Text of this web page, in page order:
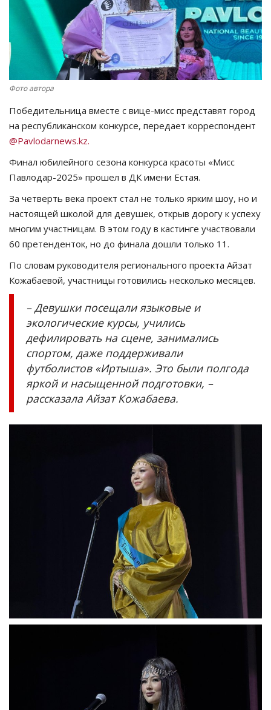
СПОРТ
Чек-лист
РАЗВЛЕЧЕНИЯ
OFFICIAL
Курултай
Язык
Қазақша Русский
Фото автора
Победительница вместе с вице-мисс представят город
на республиканском конкурсе, передает корреспондент
@Pavlodarnews.kz.
Финал юбилейного сезона конкурса красоты «Мисс
Павлодар-2025» прошел в ДК имени Естая.
За четверть века проект стал не только ярким шоу, но и
настоящей школой для девушек, открыв дорогу к успеху
многим участницам. В этом году в кастинге участвовали
60 претенденток, но до финала дошли только 11.
По словам руководителя регионального проекта Айзат
Кожабаевой, участницы готовились несколько месяцев.
– Девушки посещали языковые и
экологические курсы, учились
дефилировать на сцене, занимались
спортом, даже поддерживали
футболистов «Иртыша». Это были полгода
яркой и насыщенной подготовки, –
рассказала Айзат Кожабаева.